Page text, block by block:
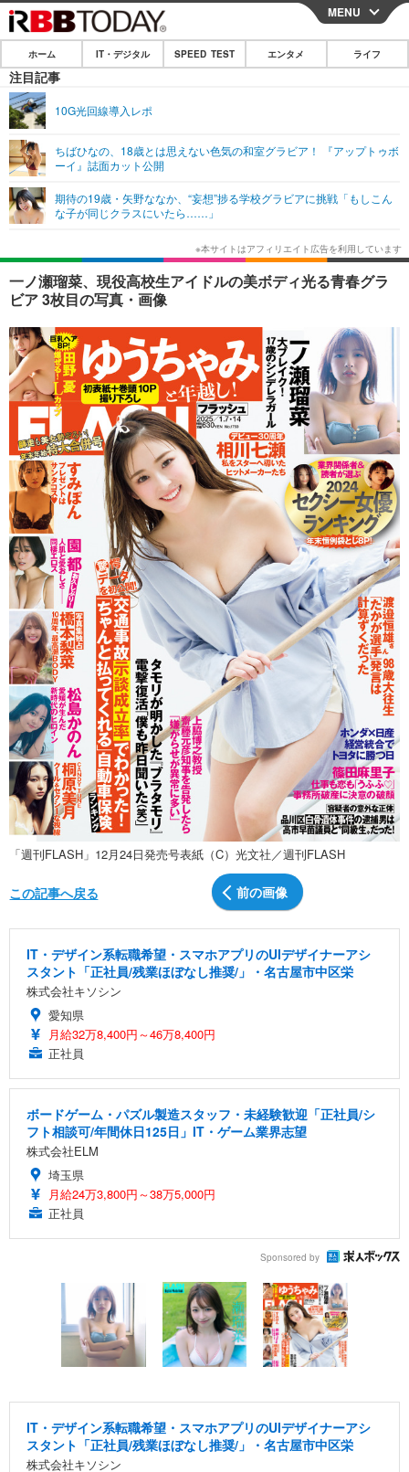
CLOSE
ホーム
IT・デジタル
ネタ
ショッピング その他
SPEED TEST
エンタメ
エンタメTOP
韓国・芸能
音楽 スポーツ
ショッピング その他
ライフ
ライフTOP グルメ
ペット ショッピング
その他
リリース一覧
プッシュ通知の停止方法
MENU
ホーム IT・デジタル SPEED TEST エンタメ ライフ
注目記事
10G光回線導入レポ
ちばひなの、18歳とは思えない色気の和室グラビア！ 『アップトゥボ
ーイ』誌面カット公開
期待の19歳・矢野ななか、“妄想”捗る学校グラビアに挑戦「もしこん
な子が同じクラスにいたら……」
一ノ瀬瑠菜、現役高校生アイドルの美ボディ光る青春グラ
ビア 3枚目の写真・画像
「週刊FLASH」12月24日発売号表紙（C）光文社／週刊FLASH
前の画像
この記事へ戻る
IT・デザイン系転職希望・スマホアプリのUIデザイナーアシ
スタント「正社員/残業ほぼなし推奨/」・名古屋市中区栄
株式会社キソシン
愛知県
月給32万8,400円～46万8,400円
正社員
ボードゲーム・パズル製造スタッフ・未経験歓迎「正社員/シ
フト相談可/年間休日125日」IT・ゲーム業界志望
株式会社ELM
埼玉県
月給24万3,800円～38万5,000円
正社員
Sponsored by
IT・デザイン系転職希望・スマホアプリのUIデザイナーアシ
スタント「正社員/残業ほぼなし推奨/」・名古屋市中区栄
株式会社キソシン